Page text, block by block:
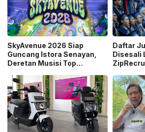
SkyAvenue 2026 Siap
Guncang Istora Senayan,
Deretan Musisi Top
dan Raisa Bakal Tampil
Daftar
Disesali